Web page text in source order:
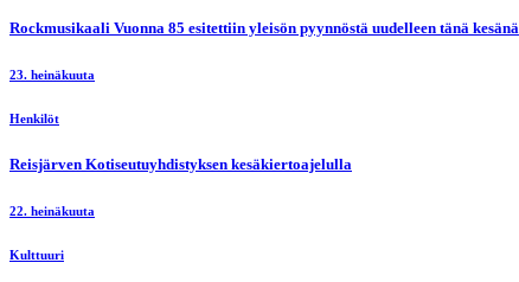
Rockmusikaali Vuonna 85 esitettiin yleisön pyynnöstä uudelleen tänä kesänä
23. heinäkuuta
Henkilöt
Reisjärven Kotiseutuyhdistyksen kesäkiertoajelulla
22. heinäkuuta
Kulttuuri